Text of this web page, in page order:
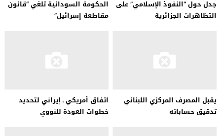
جدل حول “النفوذ الإسلامي” على
التظاهرات الجزائرية
الحكومة السودانية تلغي “قانون
مقاطعة إسرائيل”
يقبل المصرف المركزي اللبناني
تدقيق حساباته
اتفاق أمريكي ـ إيراني لتحديد
خطوات العودة للنووي